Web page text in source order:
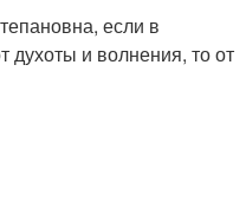
если в
духоты и волнения, то от